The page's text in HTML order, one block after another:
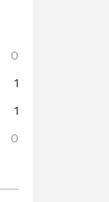
0
1
1
0